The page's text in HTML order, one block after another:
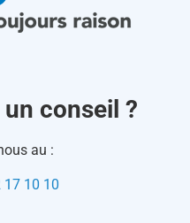
conseil ?
au :
17 10 10